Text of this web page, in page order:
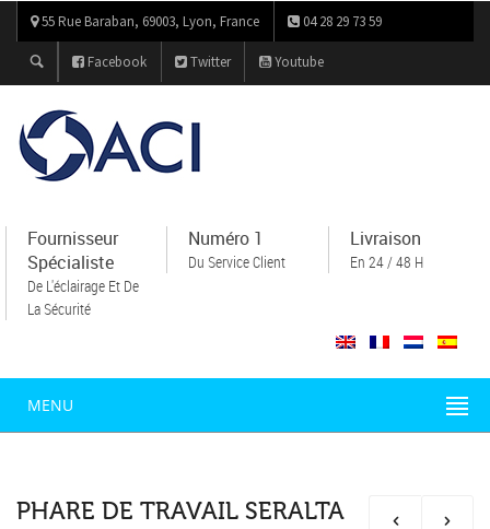
55 Rue Baraban, 69003, Lyon, France 04 28 29 73 59
Facebook Twitter Youtube
Fournisseur
Spécialiste
De L'éclairage Et De
La Sécurité
Numéro 1
Du Service Client
Livraison
En 24 / 48 H
MENU
PHARE DE TRAVAIL SERALTA